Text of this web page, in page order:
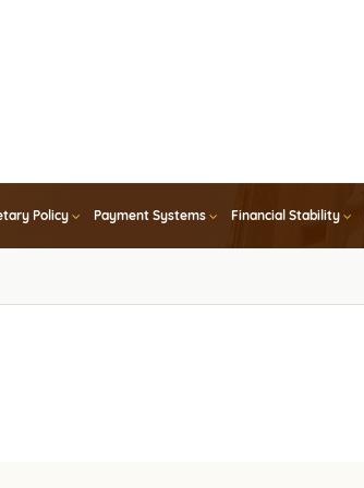
Policy Payment Systems Financial Stability